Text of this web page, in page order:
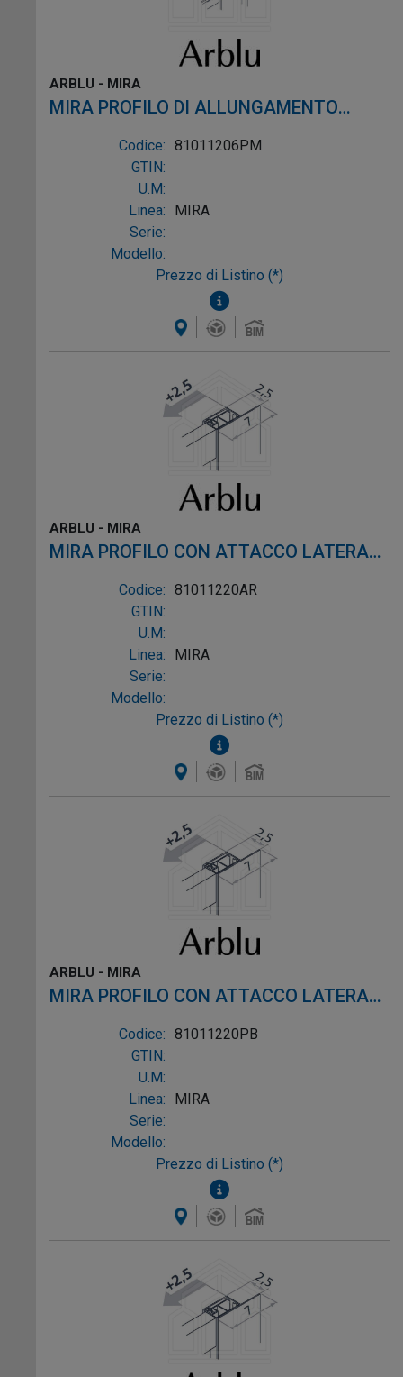
ARBLU - MIRA
MIRA PROFILO DI ALLUNGAMENTO
FORATO profilo argento semilucido
alluminio argento semilucido
Codice: 81011206PM
GTIN:
U.M:
Linea:
MIRA
Serie:
Modello:
Prezzo di Listino (*)
ARBLU - MIRA
MIRA PROFILO CON ATTACCO LATERALE
profilo laccato opaco alluminio laccato
Codice: 81011220AR
GTIN:
U.M:
Linea:
MIRA
Serie:
Modello:
Prezzo di Listino (*)
ARBLU - MIRA
MIRA PROFILO CON ATTACCO LATERALE
profilo bianco alluminio bianco
Codice: 81011220PB
GTIN:
U.M:
Linea:
MIRA
Serie:
Modello:
Prezzo di Listino (*)